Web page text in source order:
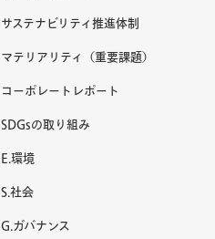
サステナビリティ推進体制
マテリアリティ（重要課題）
コーポレートレポート
SDGsの取り組み
E.環境
S.社会
G.ガバナンス